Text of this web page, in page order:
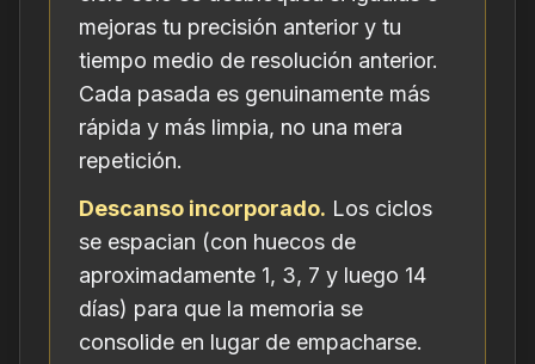
mejoras tu precisión anterior y tu
tiempo medio de resolución anterior.
Cada pasada es genuinamente más
rápida y más limpia, no una mera
repetición.
Descanso incorporado. Los ciclos
se espacian (con huecos de
aproximadamente 1, 3, 7 y luego 14
días) para que la memoria se
consolide en lugar de empacharse.